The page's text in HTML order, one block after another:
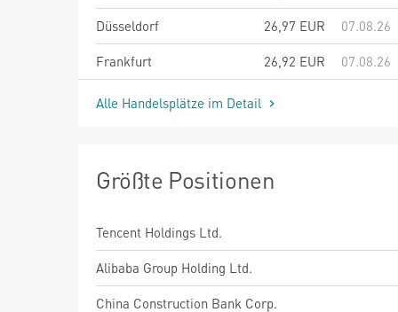
Düsseldorf
26,97 EUR
07.08.26
Frankfurt
26,92 EUR 07.08.26
Alle Handelsplätze im Detail
Größte Positionen
Tencent Holdings Ltd.
Alibaba Group Holding Ltd.
China Construction Bank Corp.